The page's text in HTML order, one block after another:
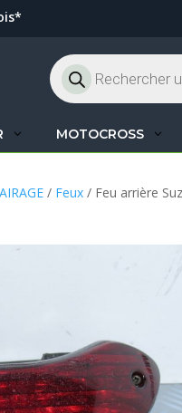
Recherche
de
produits
MOTOCROSS
/ Feux / Feu arrière